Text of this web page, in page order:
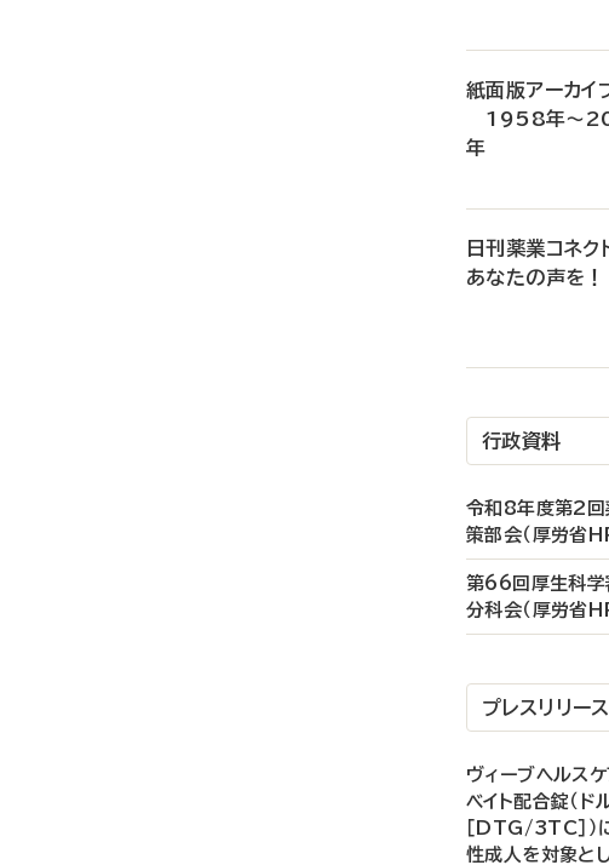
紙面版アーカ
1958年～
年
日刊薬業コネ
あなたの声を！
行政資料
令和8年度第2回
策部会（厚労省
第66回厚生科学
分科会（厚労省
プレスリリース
ヴィーブヘルス
ベイト配合錠（
［DTG/3TC］
性成人を対象と